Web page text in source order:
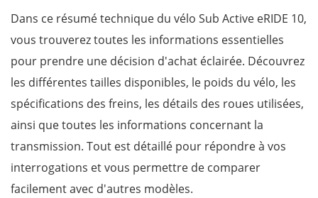
Dans ce résumé technique du vélo Sub Active eRIDE 10,
vous trouverez toutes les informations essentielles
pour prendre une décision d'achat éclairée. Découvrez
les différentes tailles disponibles, le poids du vélo, les
spécifications des freins, les détails des roues utilisées,
ainsi que toutes les informations concernant la
transmission. Tout est détaillé pour répondre à vos
interrogations et vous permettre de comparer
facilement avec d'autres modèles.